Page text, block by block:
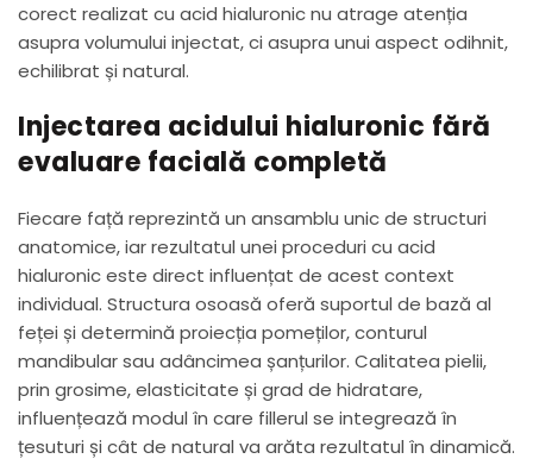
corect realizat cu acid hialuronic nu atrage atenția
asupra volumului injectat, ci asupra unui aspect odihnit,
echilibrat și natural.
Injectarea acidului hialuronic fără
evaluare facială completă
Fiecare față reprezintă un ansamblu unic de structuri
anatomice, iar rezultatul unei proceduri cu acid
hialuronic este direct influențat de acest context
individual. Structura osoasă oferă suportul de bază al
feței și determină proiecția pomeților, conturul
mandibular sau adâncimea șanțurilor. Calitatea pielii,
prin grosime, elasticitate și grad de hidratare,
influențează modul în care fillerul se integrează în
țesuturi și cât de natural va arăta rezultatul în dinamică.